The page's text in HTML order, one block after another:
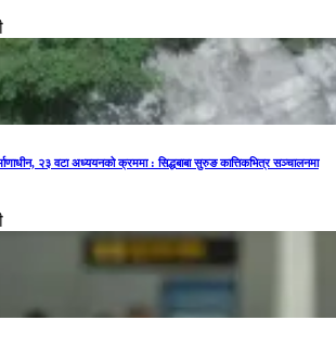
२३ वटा अध्ययनको क्रममा : सिद्धबाबा सुरुङ कात्तिकभित्र सञ्चालनमा